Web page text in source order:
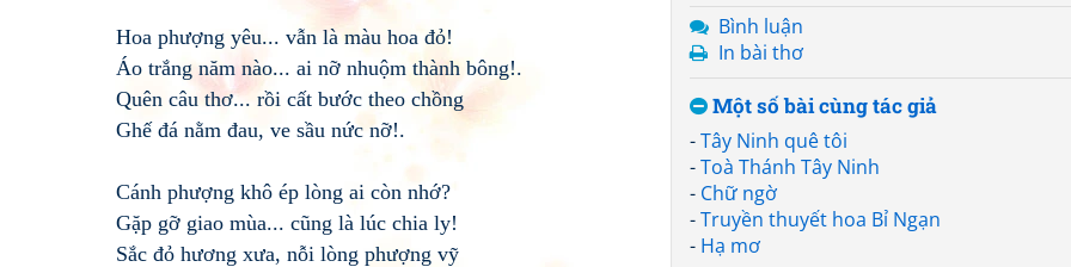
Bình luận
In bài thơ
Một số bài cùng tác giả
-Tây Ninh quê tôi
-Toà Thánh Tây Ninh
- Chữ ngờ
-Truyền thuyết hoa Bỉ Ngạn
- Hạ mơ
Hoa phượng yêu... vẫn là màu hoa đỏ!
Áo trắng năm nào... ai nỡ nhuộm thành bông!.
Quên câu thơ... rồi cất bước theo chồng
Ghế đá nằm đau, ve sầu nức nỡ!.
Cánh phượng khô ép lòng ai còn nhớ?
Gặp gỡ giao mùa... cũng là lúc chia ly!
Sắc đỏ hương xưa, nỗi lòng phượng vỹ